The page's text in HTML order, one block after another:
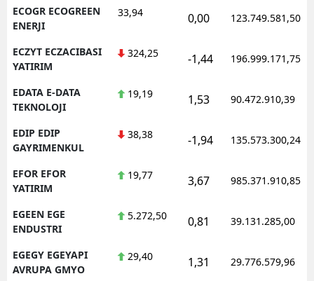
ECOGR ECOGREEN
ENERJI
33,94 0,00 123.749.581,50
ECZYT ECZACIBASI
YATIRIM
324,25 -1,44 196.999.171,75
EDATA E-DATA
TEKNOLOJI
19,19 1,53 90.472.910,39
EDIP EDIP
GAYRIMENKUL
38,38 -1,94 135.573.300,24
EFOR EFOR
YATIRIM
19,77 3,67 985.371.910,85
EGEEN EGE
ENDUSTRI
5.272,50 0,81 39.131.285,00
EGEGY EGEYAPI
AVRUPA GMYO
29,40 1,31 29.776.579,96